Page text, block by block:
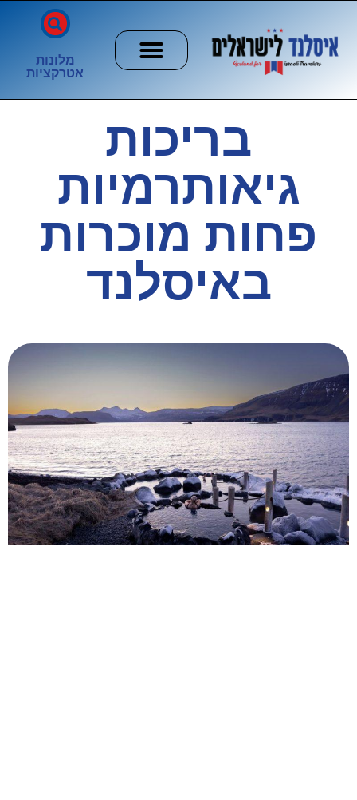
מלונות
אטרקציות
בריכות
גיאותרמיות
פחות מוכרות
באיסלנד